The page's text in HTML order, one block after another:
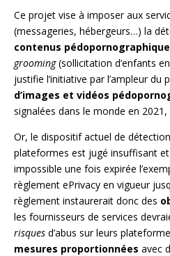
Ce projet vise à imposer aux
(messageries, hébergeurs…) la
contenus
grooming(sollicitation d’enfants
justifie l’initiative par l’ampleur du
d’images et vidéos
signalées dans le monde en
Or, le dispositif actuel de détection
plateformes est jugé insuffisant
impossible une fois expirée
règlement ePrivacy en vigueur
règlement instaurerait donc des
les fournisseurs de services
risques d’abus sur leurs
mesures proportionnées avec